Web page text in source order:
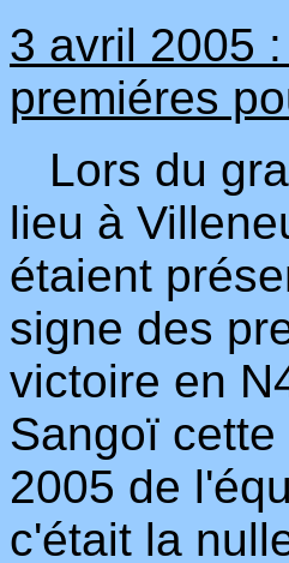
3 avril 2005
premiéres
Lors du
lieu à
étaient
signe des
victoire en
Sangoï
2005 de
c'était la